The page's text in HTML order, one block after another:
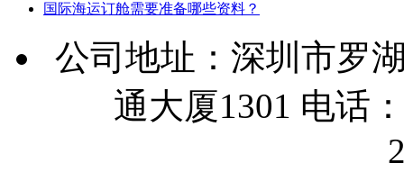
国际海运订舱需要准备哪些资料？
公司地址：深圳市罗
通大厦1301 电话